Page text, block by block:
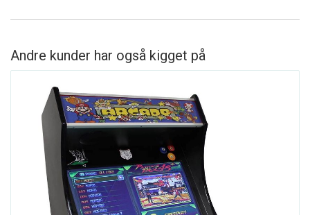
Andre kunder har også kigget på